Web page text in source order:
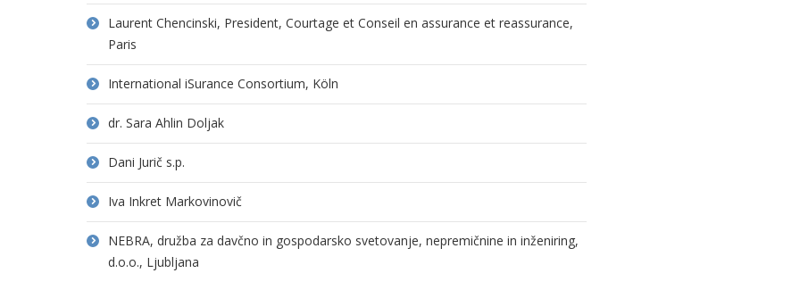
Laurent Chencinski, President, Courtage et Conseil en assurance et reassurance,
Paris
International iSurance Consortium, Köln
dr. Sara Ahlin Doljak
Dani Jurič s.p.
Iva Inkret Markovinovič
NEBRA, družba za davčno in gospodarsko svetovanje, nepremičnine in inženiring,
d.o.o., Ljubljana